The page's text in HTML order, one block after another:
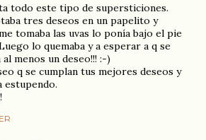
todo este tipo de supersticiones.
tres deseos en un papelito y
tomaba las uvas lo ponía bajo el pie
lo quemaba y a esperar a q se
menos un deseo!!! :-)
q se cumplan tus mejores deseos y
estupendo.